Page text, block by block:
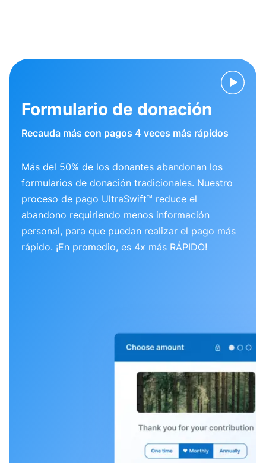
Formulario de donación
Recauda más con pagos 4 veces más rápidos
Más del 50% de los donantes abandonan los
formularios de donación tradicionales. Nuestro
proceso de pago UltraSwift™ reduce el
abandono requiriendo menos información
personal, para que puedan realizar el pago más
rápido. ¡En promedio, es 4x más RÁPIDO!